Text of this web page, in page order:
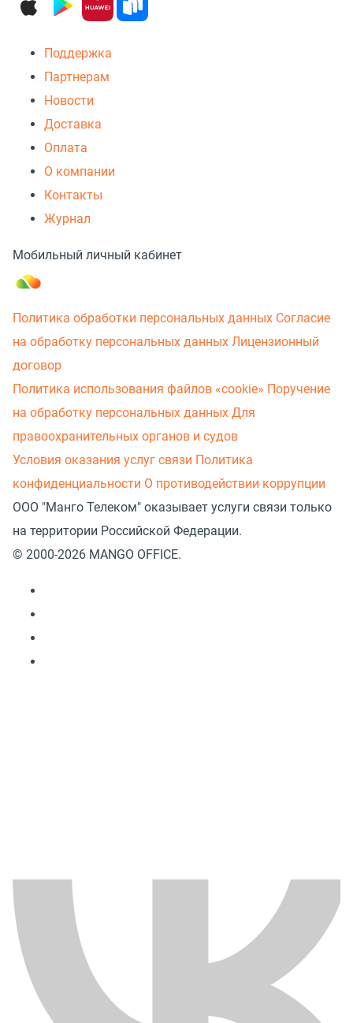
Поддержка
Партнерам
Новости
Доставка
Оплата
О компании
Контакты
Журнал
Мобильный личный кабинет
Политика обработки персональных данных Согласие
на обработку персональных данных Лицензионный
договор
Политика использования файлов «cookie» Поручение
на обработку персональных данных Для
правоохранительных органов и судов
Условия оказания услуг связи Политика
конфиденциальности О противодействии коррупции
ООО "Манго Телеком" оказывает услуги связи только
на территории Российской Федерации.
© 2000-2026 MANGO OFFICE.